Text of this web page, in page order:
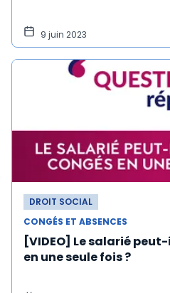
9 juin 2023
DROIT SOCIAL
CONGÉS ET ABSENCES
[VIDEO] Le salarié
en une seule fois ?